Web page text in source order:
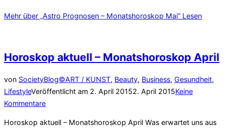
Mehr über „Astro Prognosen – Monatshoroskop Mai“ Lesen
Horoskop aktuell – Monatshoroskop April
von SocietyBlog©ART / KUNST, Beauty, Business, Gesundheit,
LifestyleVeröffentlicht am 2. April 20152. April 2015Keine
Kommentare
Horoskop aktuell – Monatshoroskop April Was erwartet uns aus